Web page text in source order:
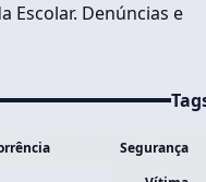
Escolar. Denúncias e
Segurança